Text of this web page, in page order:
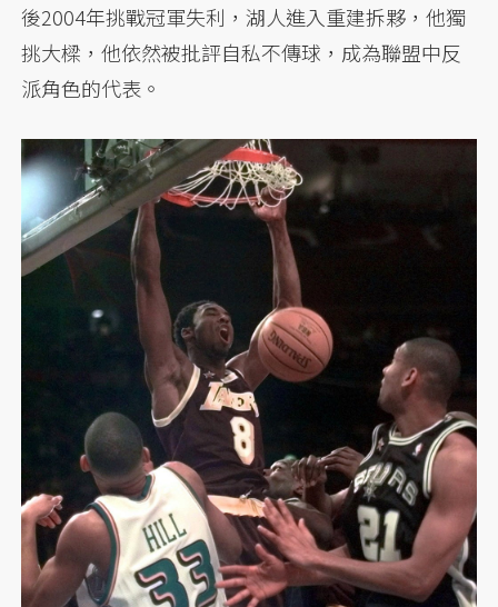
後2004年挑戰冠軍失利，湖人進入重建拆夥，他獨
挑大樑，他依然被批評自私不傳球，成為聯盟中反
派角色的代表。